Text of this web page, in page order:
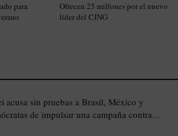
para
Ofrecen 25 millones por el nuevo
líder del CJNG
acusa sin pruebas a Brasil, México y
de impulsar una campaña contra...